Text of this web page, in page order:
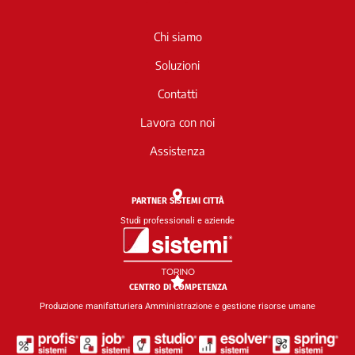
i
n
k
e
d
i
n
t
u
b
e
Chi siamo
Soluzioni
Contatti
Lavora con noi
Assistenza
PARTNER SISTEMI CITTÀ
Studi professionali e aziende
CENTRO DI COMPETENZA
Produzione manifatturiera Amministrazione e gestione risorse umane